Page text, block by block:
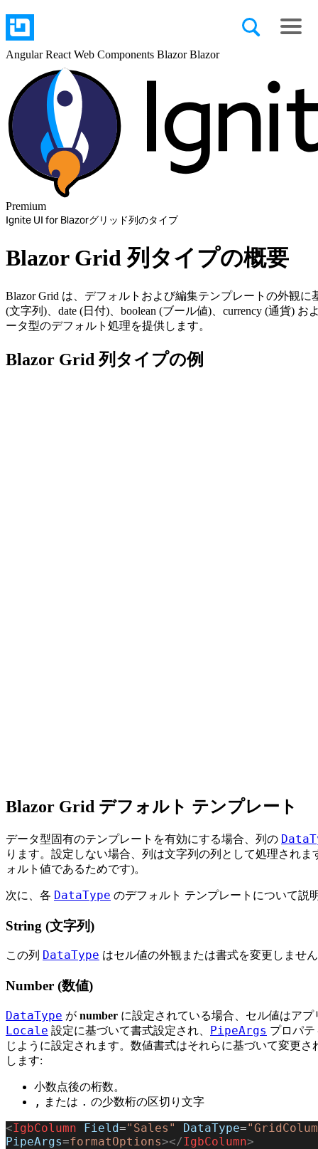
AngularReact Web Components BlazorBlazor
Premium
Ignite UI for Blazorグリッド列のタイプ
Blazor Grid 列タイプの概要
Blazor Grid は、デフォルトおよび編集テンプレートの外観に
(文字列)、date (日付)、boolean (ブール値)、currency (通貨) お
ータ型のデフォルト処理を提供します。
Blazor Grid 列タイプの例
Blazor Grid デフォルト テンプレート
データ型固有のテンプレートを有効にする場合、列の
ります。設定しない場合、列は文字列の列として処理されま
ォルト値であるためです)。
次に、各 DataType のデフォルト テンプレートについて説
String (文字列)
この列 DataType はセル値の外観または書式を変更しませ
Number (数値)
DataType が number に設定されている場合、セル値はア
Locale 設定に基づいて書式設定され、 PipeArgs プロパ
じように設定されます。数値書式はそれらに基づいて変更
します:
小数点後の桁数。
, または . の少数桁の区切り文字
<IgbColumn Field="Sales" DataType=
PipeArgs=formatOptions></IgbColumn>